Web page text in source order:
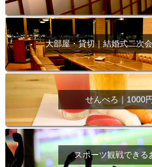
大部屋・貸切｜結婚式二次
せんべろ｜1000
スポーツ観戦できる